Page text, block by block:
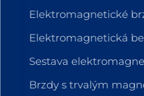
Elektromagnetické
Elektromagnetická
Sestava
Brzdy s trvalým